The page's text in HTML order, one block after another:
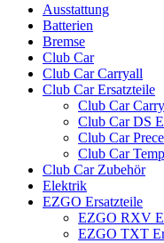
Ausstattung
Batterien
Bremse
Club Car
Club Car Carryall
Club Car Ersatzteile
Club Car
Club Car DS
Club Car
Club Car
Club Car Zubehör
Elektrik
EZGO Ersatzteile
EZGO RXV
EZGO TXT